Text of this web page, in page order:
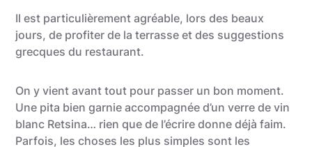
Il est particulièrement agréable, lors des beaux
jours, de profiter de la terrasse et des suggestions
grecques du restaurant.
On y vient avant tout pour passer un bon moment.
Une pita bien garnie accompagnée d’un verre de vin
blanc Retsina… rien que de l’écrire donne déjà faim.
Parfois, les choses les plus simples sont les